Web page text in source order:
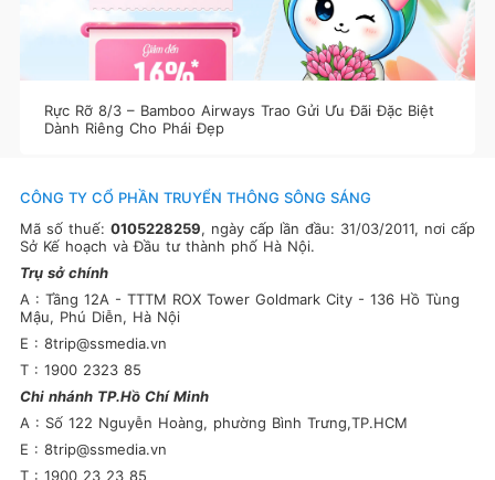
Rực Rỡ 8/3 – Bamboo Airways Trao Gửi Ưu Đãi Đặc Biệt
Dành Riêng Cho Phái Đẹp
CÔNG TY CỔ PHẦN TRUYỂN THÔNG SÔNG SÁNG
Mã số thuế: 0105228259, ngày cấp lần đầu: 31/03/2011, nơi cấp
Sở Kế hoạch và Đầu tư thành phố Hà Nội.
Trụ sở chính
A : Tầng 12A - TTTM ROX Tower Goldmark City - 136 Hồ Tùng
Mậu, Phú Diễn, Hà Nội
E : 8trip@ssmedia.vn
T : 1900 2323 85
Chi nhánh TP.Hồ Chí Minh
A : Số 122 Nguyễn Hoàng, phường Bình Trưng,TP.HCM
E : 8trip@ssmedia.vn
T : 1900 23 23 85